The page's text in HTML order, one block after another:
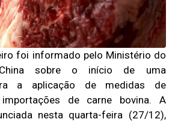
foi informado pelo Ministério do
sobre o início de uma
a aplicação de medidas de
de carne bovina. A
nesta quarta-feira (27/12),